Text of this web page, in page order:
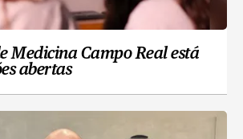
Medicina Campo Real está
abertas